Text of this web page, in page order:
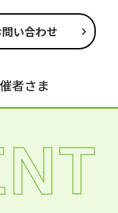
い合わせ
者さま